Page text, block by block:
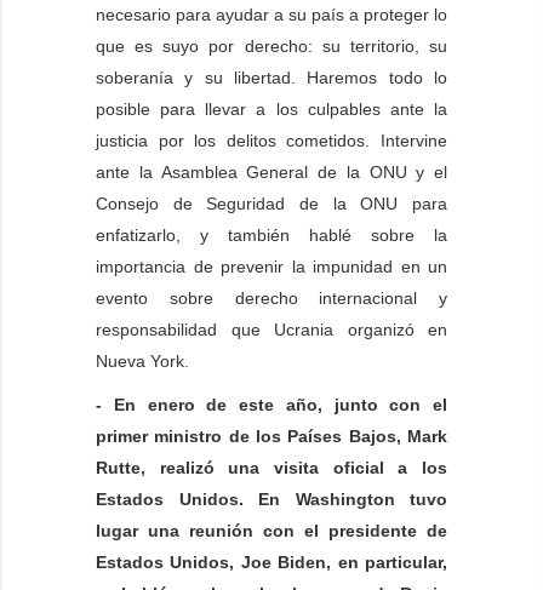
necesario para ayudar a su país a proteger lo
que es suyo por derecho: su territorio, su
soberanía y su libertad. Haremos todo lo
posible para llevar a los culpables ante la
justicia por los delitos cometidos. Intervine
ante la Asamblea General de la ONU y el
Consejo de Seguridad de la ONU para
enfatizarlo, y también hablé sobre la
importancia de prevenir la impunidad en un
evento sobre derecho internacional y
responsabilidad que Ucrania organizó en
Nueva York.
- En enero de este año, junto con el
primer ministro de los Países Bajos, Mark
Rutte, realizó una visita oficial a los
Estados Unidos. En Washington tuvo
lugar una reunión con el presidente de
Estados Unidos, Joe Biden, en particular,